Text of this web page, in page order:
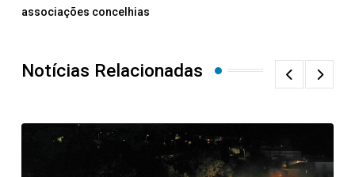
associações concelhias
Notícias Relacionadas